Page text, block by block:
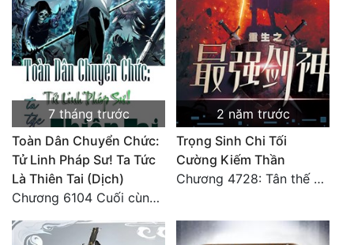
7 tháng trước
Toàn Dân Chuyển Chức:
Tử Linh Pháp Sư! Ta Tức
Là Thiên Tai (Dịch)
Chương 6104 Cuối cùng (HẾT)
2 năm trước
Trọng Sinh Chi Tối
Cường Kiếm Thần
Chương 4728: Tân thế giới (đại kết cục) (10)